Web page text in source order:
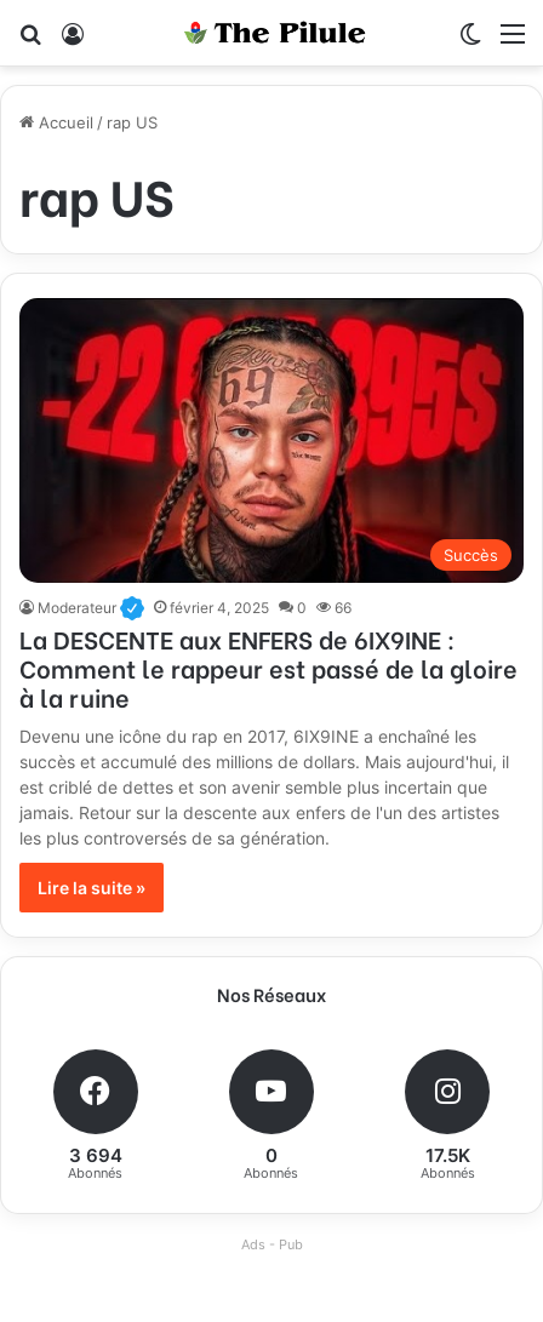
Rechercher
Accueil / rap US
rap US
Succès
Moderateur février 4, 2025 0 66
La DESCENTE aux ENFERS de 6IX9INE :
Comment le rappeur est passé de la gloire
à la ruine
Devenu une icône du rap en 2017, 6IX9INE a enchaîné les
succès et accumulé des millions de dollars. Mais aujourd'hui, il
est criblé de dettes et son avenir semble plus incertain que
jamais. Retour sur la descente aux enfers de l'un des artistes
les plus controversés de sa génération.
Lire la suite »
Nos Réseaux
3 694
Abonnés
0
Abonnés
17.5K
Abonnés
Ads - Pub